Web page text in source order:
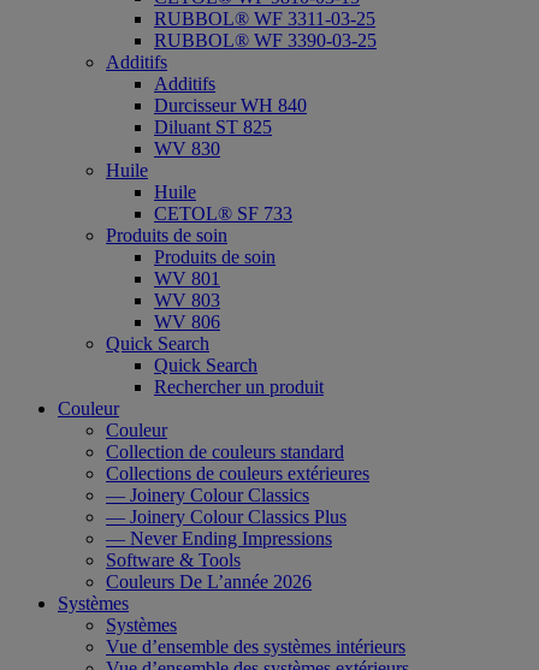
RUBBOL® WF 3311-03-25
RUBBOL® WF 3390-03-25
Additifs
Additifs
Durcisseur WH 840
Diluant ST 825
WV 830
Huile
Huile
CETOL® SF 733
Produits de soin
Produits de soin
WV 801
WV 803
WV 806
Quick Search
Quick Search
Rechercher un produit
Couleur
Couleur
Collection de couleurs standard
Collections de couleurs extérieures
— Joinery Colour Classics
— Joinery Colour Classics Plus
— Never Ending Impressions
Software & Tools
Couleurs De L’année 2026
Systèmes
Systèmes
Vue d’ensemble des systèmes intérieurs